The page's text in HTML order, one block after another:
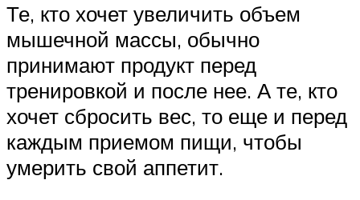
Те, кто хочет увеличить объем
мышечной массы, обычно
принимают продукт перед
тренировкой и после нее. А те, кто
хочет сбросить вес, то еще и перед
каждым приемом пищи, чтобы
умерить свой аппетит.